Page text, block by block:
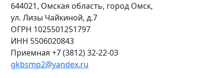
644021, Омская область, город Омск,
ул. Лизы Чайкиной, д.7
ОГРН 1025501251797
ИНН 5506020843
Приемная +7 (3812) 32-22-03
gkbsmp2@yandex.ru